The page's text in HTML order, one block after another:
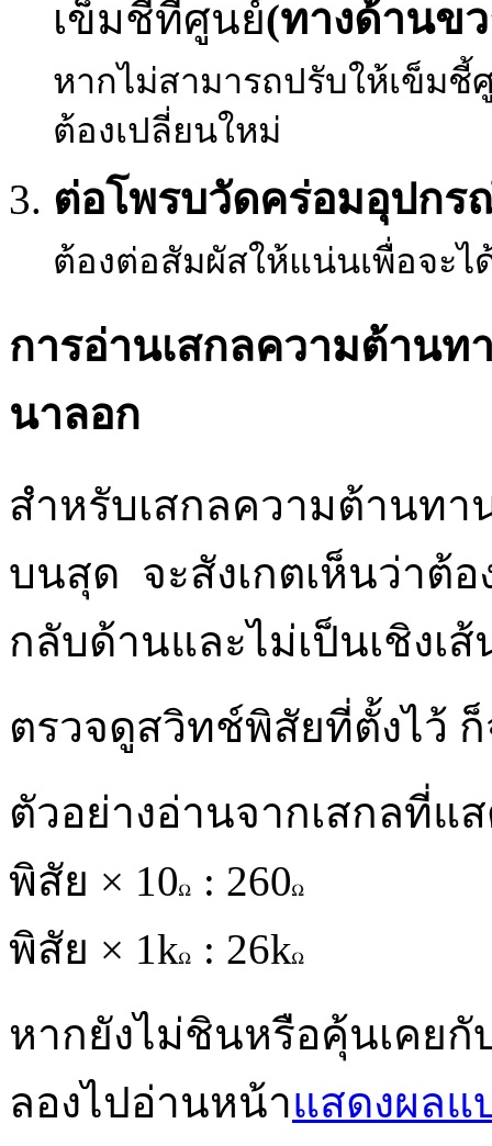
เข็มชี้ที่ศูนย์(ทางด้านข
หากไม่สามารถปรับให้เข็มชี้
ต้องเปลี่ยนใหม่
ต่อโพรบวัดคร่อมอุปกร
ต้องต่อสัมผัสให้แน่นเพื่อจะ
การอ่านเสกลความต้านท
นาลอก
สำหรับเสกลความต้านทา
บนสุด จะสังเกตเห็นว่าต้อ
กลับด้านและไม่เป็นเชิงเส้
ตรวจดูสวิทช์พิสัยที่ตั้งไว้
ตัวอย่างอ่านจากเสกลที่แ
พิสัย × 10
: 260
พิสัย × 1k
: 26k
หากยังไม่ชินหรือคุ้นเคยกั
ลองไปอ่านหน้าแสดงผลแ